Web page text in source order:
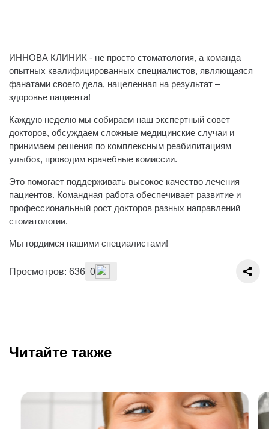
ИННОВА КЛИНИК - не просто стоматология, а команда
опытных квалифицированных специалистов, являющаяся
фанатами своего дела, нацеленная на результат –
здоровье пациента!
Каждую неделю мы собираем наш экспертный совет
докторов, обсуждаем сложные медицинские случаи и
принимаем решения по комплексным реабилитациям
улыбок, проводим врачебные комиссии.
Это помогает поддерживать высокое качество лечения
пациентов. Командная работа обеспечивает развитие и
профессиональный рост докторов разных направлений
стоматологии.
Мы гордимся нашими специалистами!
Просмотров: 636 0
Читайте также